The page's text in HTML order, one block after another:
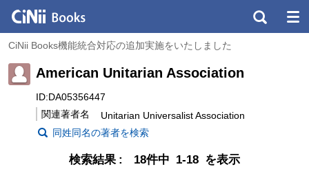
CiNii Books機能統合対応の追加実施をいたしました
American Unitarian Association
ID:DA05356447
関連著者名
Unitarian Universalist Association
同姓同名の著者を検索
検索結果 18件中 1-18 を表示